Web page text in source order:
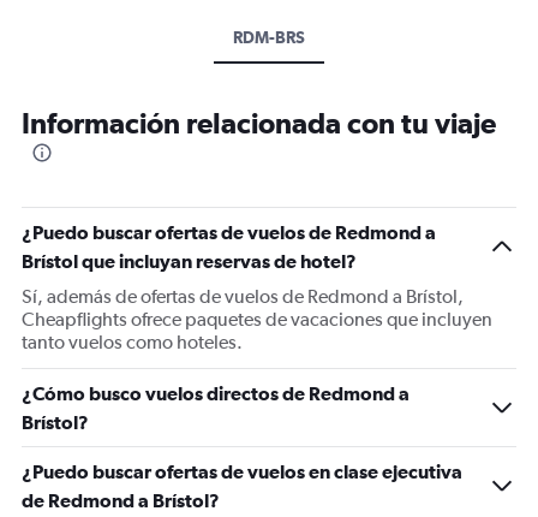
RDM-BRS
Información relacionada con tu viaje
¿Puedo buscar ofertas de vuelos de Redmond a
Brístol que incluyan reservas de hotel?
Sí, además de ofertas de vuelos de Redmond a Brístol,
Cheapflights ofrece paquetes de vacaciones que incluyen
tanto vuelos como hoteles.
¿Cómo busco vuelos directos de Redmond a
Brístol?
¿Puedo buscar ofertas de vuelos en clase ejecutiva
de Redmond a Brístol?